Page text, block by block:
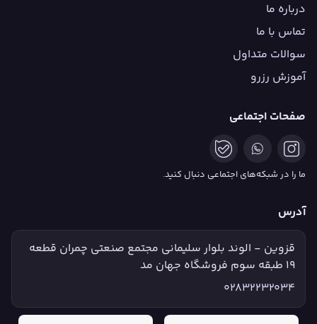
درباره ما
تماس با ما
سوالات متداول
آموزش رزرو
صفحات اجتماعی
ما را در شبکه‌های اجتماعی دنبال کنید.
آدرس
قزوین - الوند بلوار سلیمانی مجتمع صنعتی چمران قطعه
۱۹ طبقه سوم فروشگاه جهان مد
02832232034